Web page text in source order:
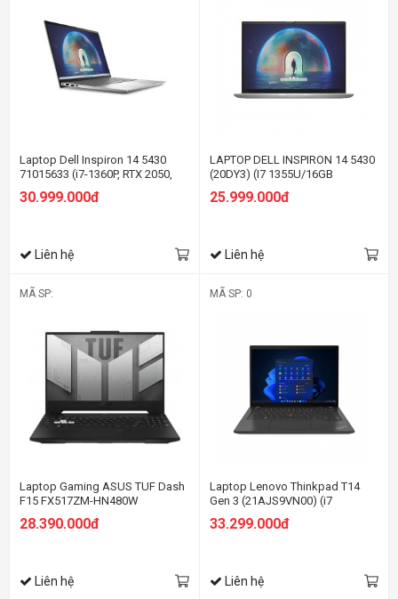
Laptop Dell Inspiron 14 5430
71015633 (i7-1360P, RTX 2050,
Inch 2.5K WVA, Win11/Office HS
30.999.000đ
Liên hệ
LAPTOP DELL INSPIRON 14 5430
(20DY3) (I7 1355U/16GB
FHD+/WIN11/OFFICE
25.999.000đ
Liên hệ
MÃ SP:
Laptop Gaming ASUS TUF Dash
F15 FX517ZM-HN480W
28.390.000đ
Liên hệ
MÃ SP: 0
Laptop Lenovo Thinkpad T14
Gen 3 (21AJS9VN00) (i7
1255U/16GB RAM/512GB
SSD/14 WUXGA/Dos/Đen)
33.299.000đ
Liên hệ